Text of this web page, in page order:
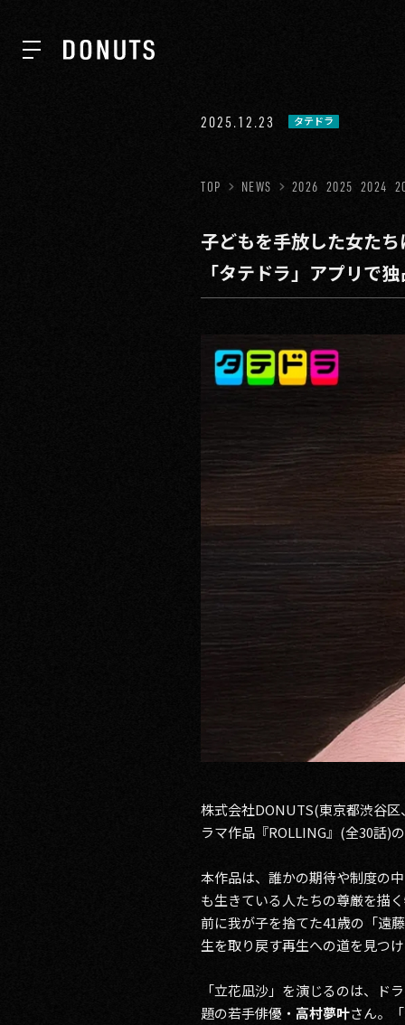
ABOUT
SERVICES
GROUP
RECRUIT
CONTACT
PRIVACY POLICY
2025.12.23 タテドラ
TOP NEWS 2026 2025 2024
子どもを手放した女た
「タテドラ」アプリで
株式会社DONUTS(東京都渋谷
ラマ作品『ROLLING』(全30話)
本作品は、誰かの期待や制度の
も生きている人たちの尊厳を描
前に我が子を捨てた41歳の「遠
生を取り戻す再生への道を見つ
「立花凪沙」を演じるのは、ド
題の若手俳優・ 高村夢叶さん。